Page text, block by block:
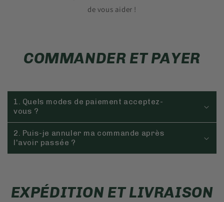
de vous aider !
COMMANDER ET PAYER
1. Quels modes de paiement acceptez-
vous ?
2. Puis-je annuler ma commande après
l'avoir passée ?
EXPÉDITION ET LIVRAISON